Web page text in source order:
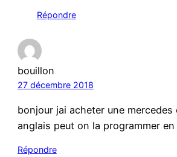
Répondre
bouillon
27 décembre 2018
bonjour jai acheter une mercedes
anglais peut on la programmer
Répondre